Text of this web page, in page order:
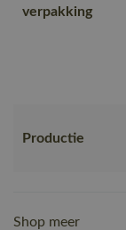
verpakking
Productie
Shop meer